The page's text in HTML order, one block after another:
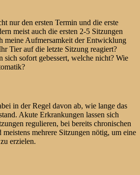
nur den ersten Termin und die erste
meist auch die ersten 2-5 Sitzungen
meine Aufmersamkeit der Entwicklung
Tier auf die letzte Sitzung reagiert?
sich sofort gebessert, welche nicht? Wie
in der Regel davon ab, wie lange das
Akute Erkrankungen lassen sich
regulieren, bei bereits chronischen
mehrere Sitzungen nötig, um eine
erzielen.